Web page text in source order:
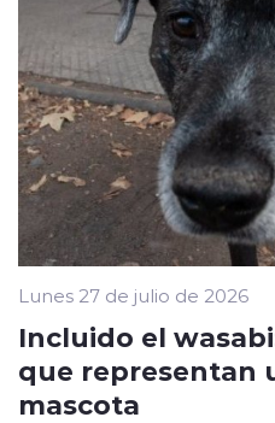
Lunes 27 de julio de 2026
Incluido el
que representan
mascota